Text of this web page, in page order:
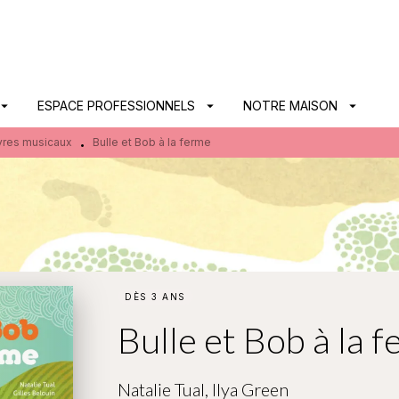
arrow_drop_down ESPACE PROFESSIONNELS arrow_drop_down NOTRE MAISON arrow_drop_down
musicaux • Bulle et Bob à la ferme
DÈS 3 ANS
Bulle et Bob à la
Natalie Tual Ilya Green